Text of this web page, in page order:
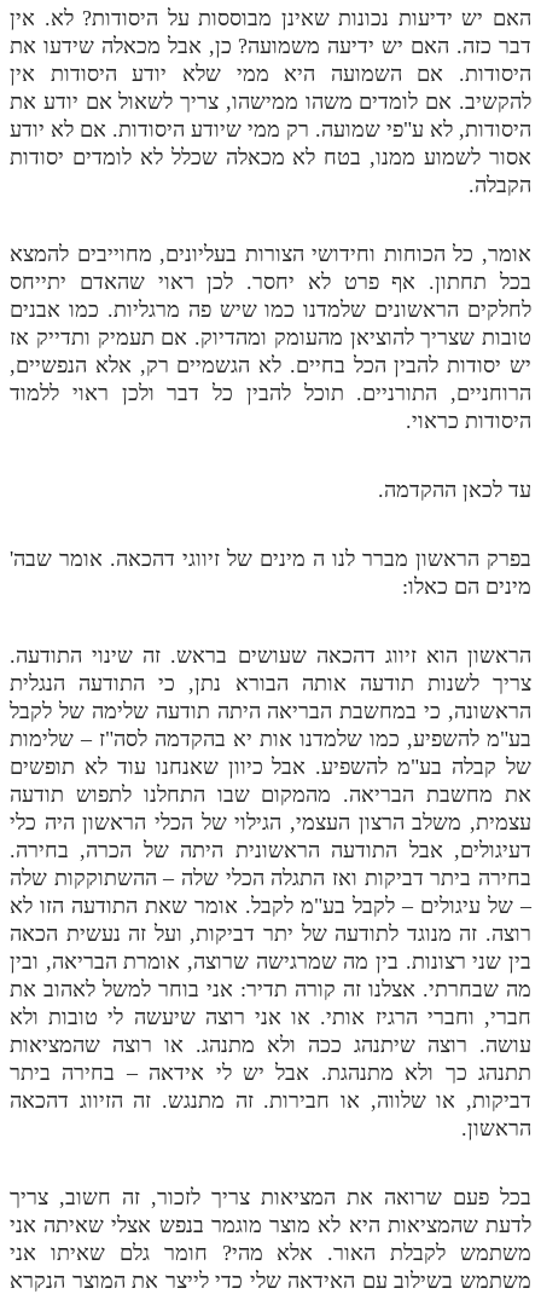
האם יש ידיעות נכונות שאינן מבוססות על היסודות? לא. אין
דבר כזה. האם יש ידיעה משמועה? כן, אבל מכאלה שידעו את
היסודות. אם השמועה היא ממי שלא יודע היסודות אין
להקשיב. אם לומדים משהו ממישהו, צריך לשאול אם יודע את
היסודות, לא ע"פי שמועה. רק ממי שיודע היסודות. אם לא יודע
אסור לשמוע ממנו, בטח לא מכאלה שכלל לא לומדים יסודות
הקבלה.
אומר, כל הכוחות וחידושי הצורות בעליונים, מחוייבים להמצא
בכל תחתון. אף פרט לא יחסר. לכן ראוי שהאדם יתייחס
לחלקים הראשונים שלמדנו כמו שיש פה מרגליות. כמו אבנים
טובות שצריך להוציאן מהעומק ומהדיוק. אם תעמיק ותדייק אז
יש יסודות להבין הכל בחיים. לא הגשמיים רק, אלא הנפשיים,
הרוחניים, התורניים. תוכל להבין כל דבר ולכן ראוי ללמוד
היסודות כראוי.
עד לכאן ההקדמה.
בפרק הראשון מברר לנו ה מינים של זיווגי דהכאה. אומר שבה'
מינים הם כאלו:
הראשון הוא זיווג דהכאה שעושים בראש. זה שינוי התודעה.
צריך לשנות תודעה אותה הבורא נתן, כי התודעה הנגלית
הראשונה, כי במחשבת הבריאה היתה תודעה שלימה של לקבל
בע"מ להשפיע, כמו שלמדנו אות יא בהקדמה לסה"ז – שלימות
של קבלה בע"מ להשפיע. אבל כיוון שאנחנו עוד לא תופשים
את מחשבת הבריאה. מהמקום שבו התחלנו לתפוש תודעה
עצמית, משלב הרצון העצמי, הגילוי של הכלי הראשון היה כלי
דעיגולים, אבל התודעה הראשונית היתה של הכרה, בחירה.
בחירה ביתר דביקות ואז התגלה הכלי שלה – ההשתוקקות שלה
– של עיגולים – לקבל בע"מ לקבל. אומר שאת התודעה הזו לא
רוצה. זה מנוגד לתודעה של יתר דביקות, ועל זה נעשית הכאה
בין שני רצונות. בין מה שמרגישה שרוצה, אומרת הבריאה, ובין
מה שבחרתי. אצלנו זה קורה תדיר: אני בוחר למשל לאהוב את
חברי, וחברי הרגיז אותי. או אני רוצה שיעשה לי טובות ולא
עושה. רוצה שיתנהג ככה ולא מתנהג. או רוצה שהמציאות
תתנהג כך ולא מתנהגת. אבל יש לי אידאה – בחירה ביתר
דביקות, או שלווה, או חבירות. זה מתנגש. זה הזיווג דהכאה
הראשון.
בכל פעם שרואה את המציאות צריך לזכור, זה חשוב, צריך
לדעת שהמציאות היא לא מוצר מוגמר בנפש אצלי שאיתה אני
משתמש לקבלת האור. אלא מהי? חומר גלם שאיתו אני
משתמש בשילוב עם האידאה שלי כדי לייצר את המוצר הנקרא